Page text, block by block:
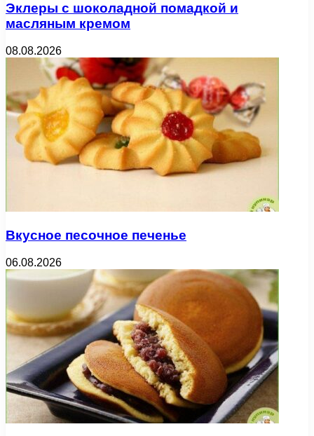
Эклеры с шоколадной помадкой и
масляным кремом
08.08.2026
Вкусное песочное печенье
06.08.2026